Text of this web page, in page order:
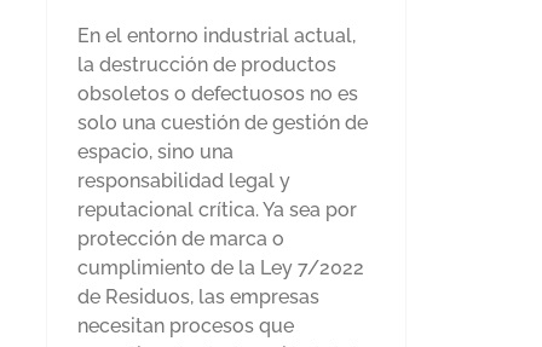
En el entorno industrial actual,
la destrucción de productos
obsoletos o defectuosos no es
solo una cuestión de gestión de
espacio, sino una
responsabilidad legal y
reputacional crítica. Ya sea por
protección de marca o
cumplimiento de la Ley 7/2022
de Residuos, las empresas
necesitan procesos que